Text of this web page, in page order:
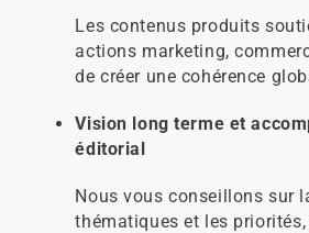
Les contenus produits
actions marketing,
de créer une cohérence
Vision long terme et
éditorial
Nous vous conseillons sur
thématiques et les